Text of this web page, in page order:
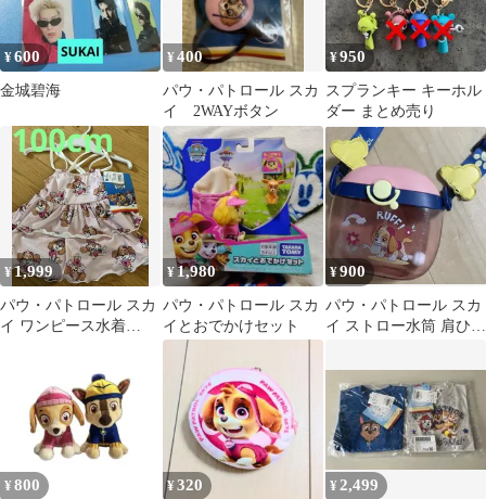
¥600
金城碧海
¥400
パウ・パトロール スカ
イ 2WAYボタン
¥950
スプランキー キーホル
ダー まとめ売り
¥1,999
パウ・パトロール スカ
イ ワンピース水着
¥1,980
パウ・パトロール スカ
イとおでかけセット
¥900
パウ・パトロール スカ
イ ストロー水筒 肩ひも
¥ 800 ¥320 ¥ 2,499